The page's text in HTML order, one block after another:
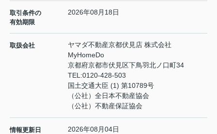
取引条件の
有効期限
2026年08月18日
取扱会社
ヤマダ不動産京都伏見店 株式会社
MyHomeDo
京都府京都市伏見区下鳥羽北ノ口町34
TEL:0120-428-503
国土交通大臣 (1) 第10789号
（公社）全日本不動産協会
（公社）不動産保証協会
情報更新日 2026年08月04日